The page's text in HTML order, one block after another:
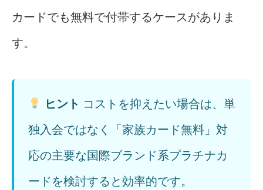
カードでも無料で付帯するケースがありま
す。
ヒント コストを抑えたい場合は、単
独入会ではなく「家族カード無料」対
応の主要な国際ブランド系プラチナカ
ードを検討すると効率的です。